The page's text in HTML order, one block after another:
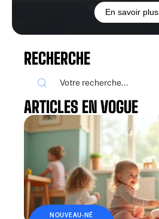
En savoir plus
RECHERCHE
ARTICLES EN VOGUE
NOUVEAU-NÉ